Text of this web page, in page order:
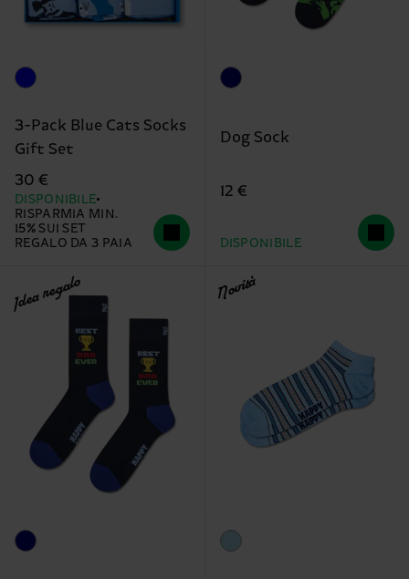
3-Pack Blue Cats Socks
Gift Set
30 €
DISPONIBILE
RISPARMIA MIN.
15% SUI SET
REGALO DA 3 PAIA
Dog Sock
12 €
DISPONIBILE
Idea regalo Novità